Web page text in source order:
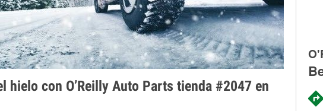
hielo con O’Reilly Auto Parts tienda #2047 en